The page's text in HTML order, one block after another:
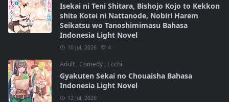
Isekai ni Teni Shitara, Bishojo Kojo to Kekkon
shite Kotei ni Nattanode, Nobiri Harem
Seikatsu wo Tanoshimimasu Bahasa
Indonesia Light Novel
10 Jul, 2026 4
Adult , Comedy , Ecchi
Gyakuten Sekai no Chouaisha Bahasa
Indonesia Light Novel
12 Jul, 2026